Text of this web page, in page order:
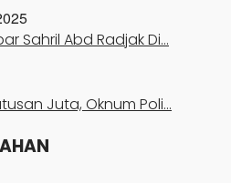
Sahril Abd Radjak Di…
Juta, Oknum Poli…